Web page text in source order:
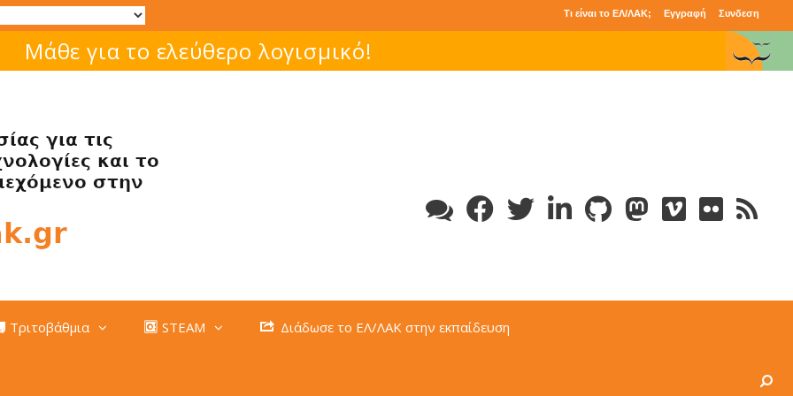
Τι είναι το ΕΛ/ΛΑΚ; Εγγραφή Συνδεση
Μάθε για το ελεύθερο λογισμικό!
Τριτοβάθμια STEAM Διάδωσε το ΕΛ/ΛΑΚ στην εκπαίδευση
Search